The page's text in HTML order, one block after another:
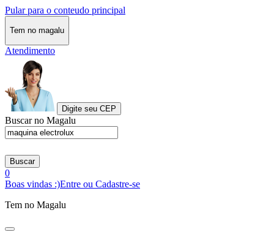
Pular para o conteudo principal
Tem no magalu
Atendimento
Digite seu CEP
Buscar no Magalu
Buscar
0
Boas vindas :)Entre ou Cadastre-se
Tem no Magalu